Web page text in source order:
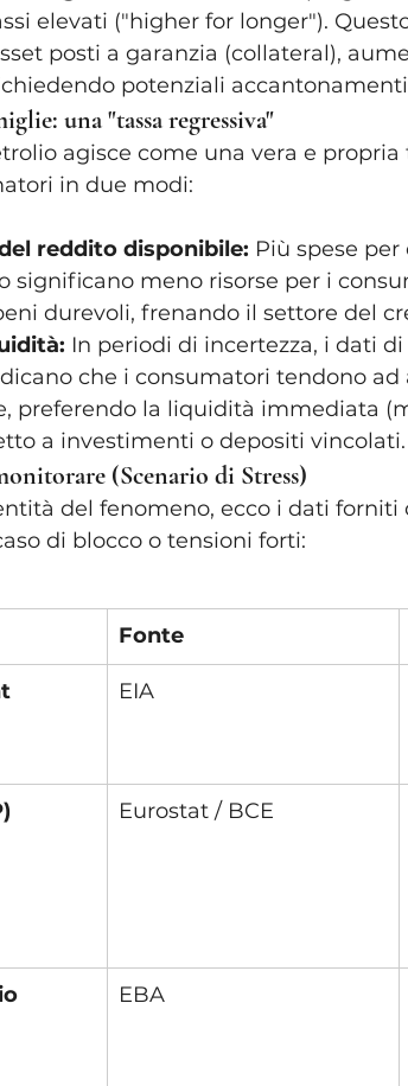
elevati ("higher for longer").
posti a garanzia (collateral),
potenziali
una "tassa regressiva"
agisce come una vera e propria
in due modi:
reddito disponibile: Più spese
significano meno risorse per i
durevoli, frenando il settore del
In periodi di incertezza, i dati di
che i consumatori tendono
preferendo la liquidità immediata
a investimenti o depositi vincolati.
(Scenario di Stress)
del fenomeno, ecco i dati
di blocco o tensioni forti:
Fonte
EIA
Eurostat / BCE
EBA